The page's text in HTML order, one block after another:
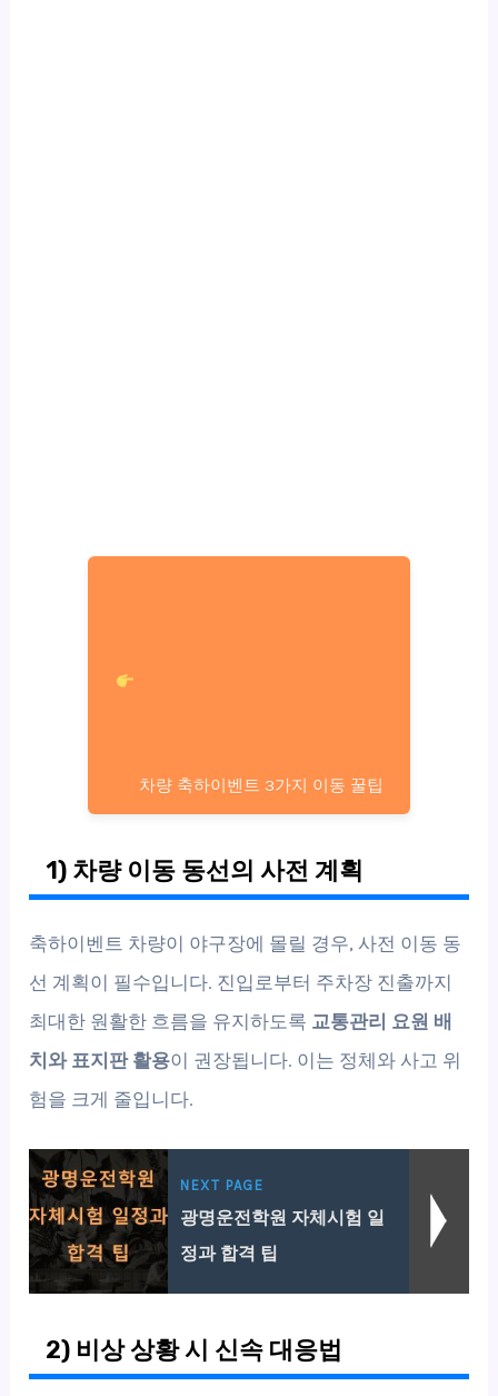
차량 축하이벤트 3가지 이동 꿀팁
1) 차량 이동 동선의 사전 계획
축하이벤트 차량이 야구장에 몰릴 경우, 사전 이동 동
선 계획이 필수입니다. 진입로부터 주차장 진출까지
최대한 원활한 흐름을 유지하도록 교통관리 요원 배
치와 표지판 활용이 권장됩니다. 이는 정체와 사고 위
험을 크게 줄입니다.
NEXT PAGE
광명운전학원 자체시험 일
정과 합격 팁
2) 비상 상황 시 신속 대응법